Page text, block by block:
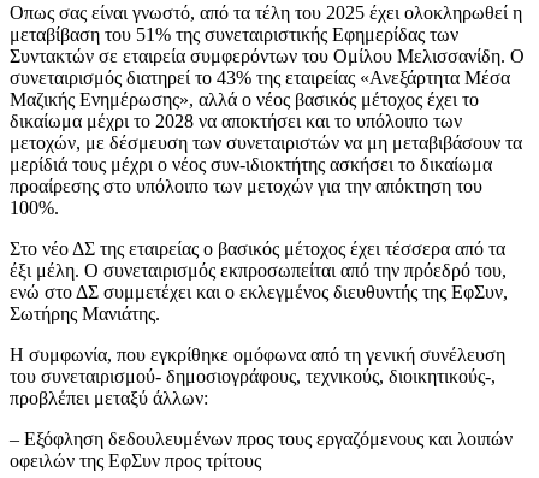
Οπως σας είναι γνωστό, από τα τέλη του 2025 έχει ολοκληρωθεί η
μεταβίβαση του 51% της συνεταιριστικής Εφημερίδας των
Συντακτών σε εταιρεία συμφερόντων του Ομίλου Μελισσανίδη. Ο
συνεταιρισμός διατηρεί το 43% της εταιρείας «Ανεξάρτητα Μέσα
Μαζικής Ενημέρωσης», αλλά ο νέος βασικός μέτοχος έχει το
δικαίωμα μέχρι το 2028 να αποκτήσει και το υπόλοιπο των
μετοχών, με δέσμευση των συνεταιριστών να μη μεταβιβάσουν τα
μερίδιά τους μέχρι ο νέος συν-ιδιοκτήτης ασκήσει το δικαίωμα
προαίρεσης στο υπόλοιπο των μετοχών για την απόκτηση του
100%.
Στο νέο ΔΣ της εταιρείας ο βασικός μέτοχος έχει τέσσερα από τα
έξι μέλη. Ο συνεταιρισμός εκπροσωπείται από την πρόεδρό του,
ενώ στο ΔΣ συμμετέχει και ο εκλεγμένος διευθυντής της ΕφΣυν,
Σωτήρης Μανιάτης.
Η συμφωνία, που εγκρίθηκε ομόφωνα από τη γενική συνέλευση
του συνεταιρισμού- δημοσιογράφους, τεχνικούς, διοικητικούς-,
προβλέπει μεταξύ άλλων:
– Εξόφληση δεδουλευμένων προς τους εργαζόμενους και λοιπών
οφειλών της ΕφΣυν προς τρίτους